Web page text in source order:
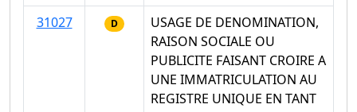
31027
D
USAGE DE DENOMINATION,
RAISON SOCIALE OU
PUBLICITE FAISANT CROIRE A
UNE IMMATRICULATION AU
REGISTRE UNIQUE EN TANT